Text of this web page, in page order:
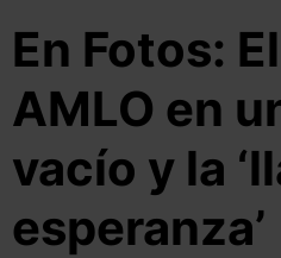
En Fotos:
AMLO en
vacío y la
esperanza’